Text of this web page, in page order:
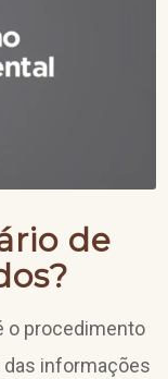
de
o procedimento
informações